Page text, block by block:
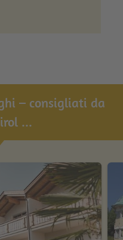
– consigliati da
...